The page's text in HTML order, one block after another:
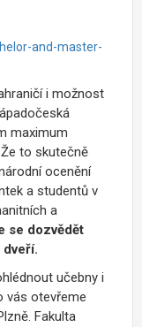
and-master-
i možnost
maximum
to skutečně
ocenění
a studentů v
a
se dozvědět
učebny i
vás otevřeme
Fakulta